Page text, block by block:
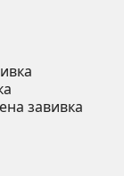
завивка